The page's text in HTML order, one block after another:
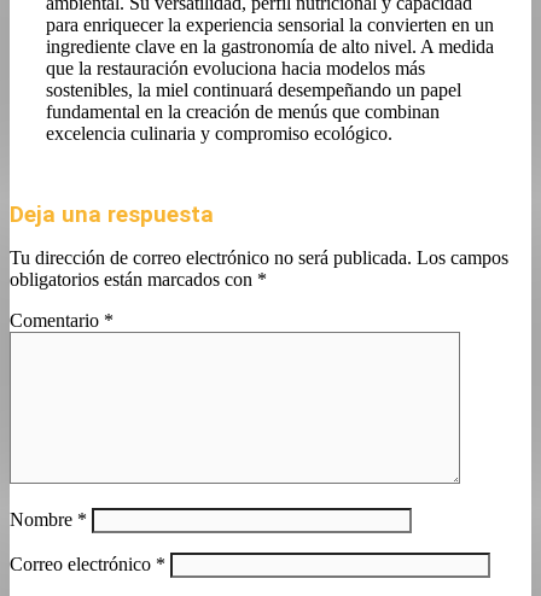
para enriquecer la experiencia sensorial la convierten en un
ingrediente clave en la gastronomía de alto nivel. A medida
que la restauración evoluciona hacia modelos más
sostenibles, la miel continuará desempeñando un papel
fundamental en la creación de menús que combinan
excelencia culinaria y compromiso ecológico.
Deja una respuesta
Tu dirección de correo electrónico no será publicada. Los campos
obligatorios están marcados con *
Comentario *
Nombre *
Correo electrónico *